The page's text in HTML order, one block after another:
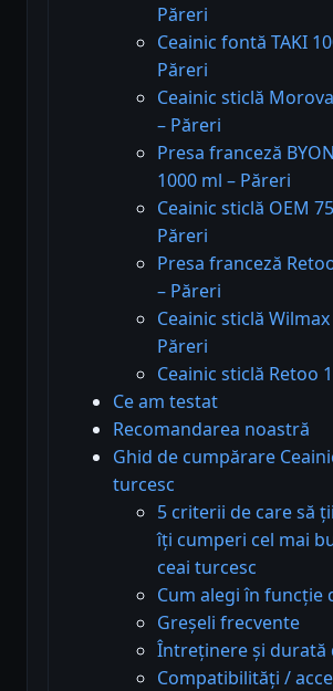
Păreri
Ceainic fontă TAKI
Păreri
Ceainic sticlă
– Păreri
Presa franceză
1000 ml – Păreri
Ceainic sticlă OEM
Păreri
Presa franceză
– Păreri
Ceainic sticlă
Păreri
Ceainic sticlă Retoo
Ce am testat
Recomandarea noastră
Ghid de cumpărare
turcesc
5 criterii de care să
îți cumperi cel mai
ceai turcesc
Cum alegi în funcție
Greșeli frecvente
Întreținere și durată
Compatibilități /